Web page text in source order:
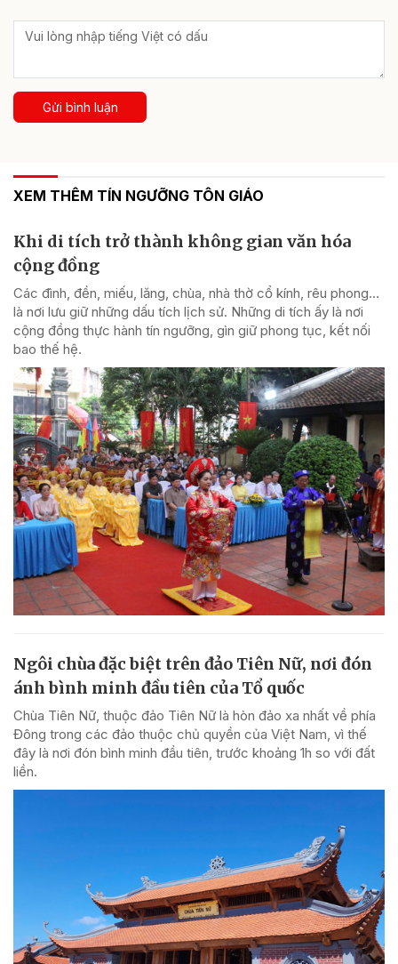
Gửi bình luận
XEM THÊM TÍN NGƯỠNG TÔN GIÁO
Khi di tích trở thành không gian văn hóa
cộng đồng
Các đình, đền, miếu, lăng, chùa, nhà thờ cổ kính, rêu phong…
là nơi lưu giữ những dấu tích lịch sử. Những di tích ấy là nơi
cộng đồng thực hành tín ngưỡng, gìn giữ phong tục, kết nối
bao thế hệ.
Ngôi chùa đặc biệt trên đảo Tiên Nữ, nơi đón
ánh bình minh đầu tiên của Tổ quốc
Chùa Tiên Nữ, thuộc đảo Tiên Nữ là hòn đảo xa nhất về phía
Đông trong các đảo thuộc chủ quyền của Việt Nam, vì thế
đây là nơi đón bình minh đầu tiên, trước khoảng 1h so với đất
liền.